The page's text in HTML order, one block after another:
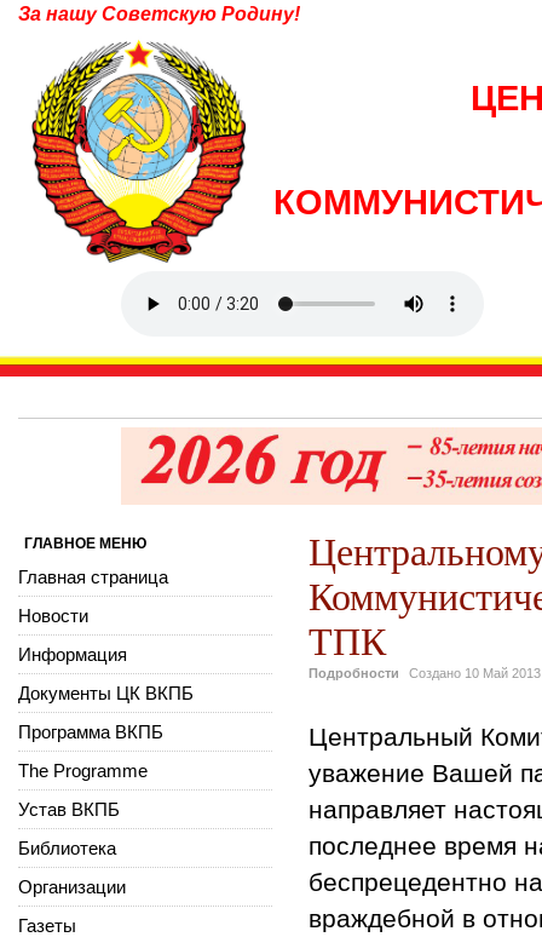
За нашу Советскую Родину!
ТПК
Подробности Создано 10 Май 2013
Центральный
уважение Вашей
направляет
последнее время
беспрецедентно
враждебной в
ГЛАВНОЕ МЕНЮ
Главная страница
Новости
Информация
Документы ЦК ВКПБ
Программа ВКПБ
The Programme
Устав ВКПБ
Библиотека
Организации
Газеты